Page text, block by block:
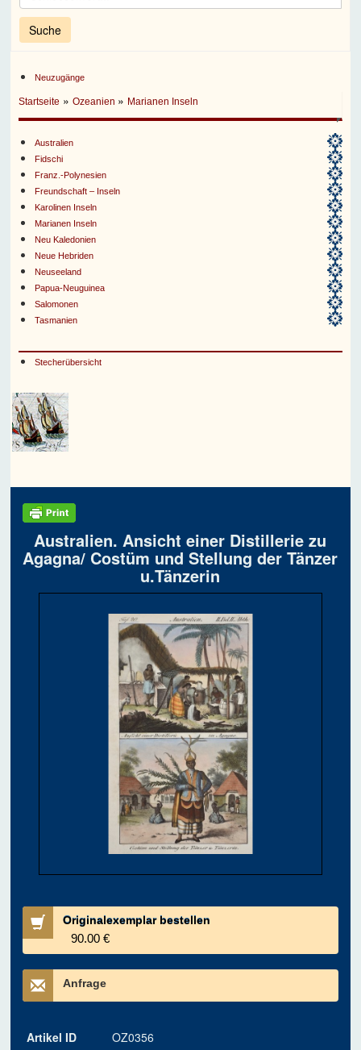
Neuzugänge
Startseite »Ozeanien » Marianen Inseln
Australien
Fidschi
Franz.-Polynesien
Freundschaft – Inseln
Karolinen Inseln
Marianen Inseln
Neu Kaledonien
Neue Hebriden
Neuseeland
Papua-Neuguinea
Salomonen
Tasmanien
Stecherübersicht
Australien. Ansicht einer Distillerie zu
Agagna/ Costüm und Stellung der Tänzer
u.Tänzerin
Originalexemplar bestellen
90.00 €
Anfrage
Artikel ID
OZ0356